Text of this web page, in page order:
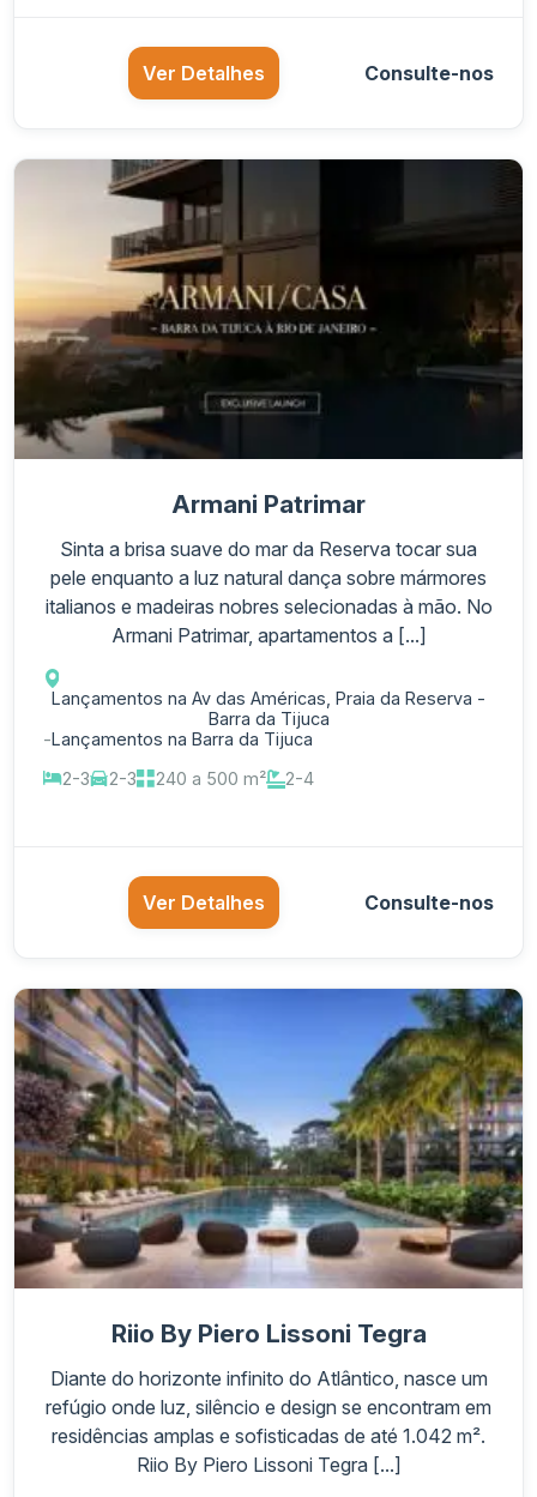
Ver Detalhes Consulte-nos
Armani Patrimar
Sinta a brisa suave do mar da Reserva tocar sua
pele enquanto a luz natural dança sobre mármores
italianos e madeiras nobres selecionadas à mão. No
Armani Patrimar, apartamentos a [...]
Lançamentos na Av das Américas, Praia da Reserva -
Barra da Tijuca
-Lançamentos na Barra da Tijuca
2-3
2-3 240 a 500 m² 2-4
Ver Detalhes Consulte-nos
Riio By Piero Lissoni Tegra
Diante do horizonte infinito do Atlântico, nasce um
refúgio onde luz, silêncio e design se encontram em
residências amplas e sofisticadas de até 1.042 m².
Riio By Piero Lissoni Tegra [...]